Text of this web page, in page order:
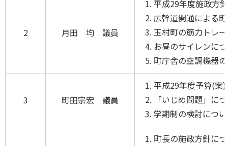
2 月田 均 議員
平成29年度施政方
広幹道開通による
玉村町の筋力トレ
お昼のサイレンに
町庁舎の空調機器
3 町田宗宏 議員
平成29年度予算(案
「いじめ問題」に
学期制の検討につ
町長の施政方針に